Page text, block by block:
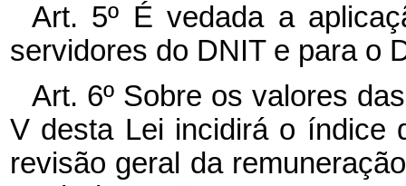
Art. 5º É vedada a
servidores do DNIT e para o
Art. 6º Sobre os valores
V desta Lei incidirá o índice
revisão geral da